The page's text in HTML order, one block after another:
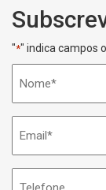
"*" indica campos